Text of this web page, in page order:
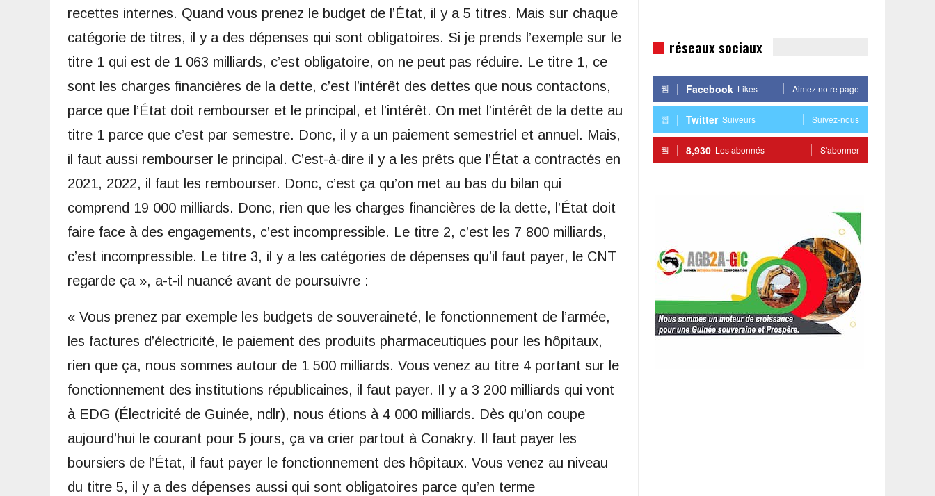
recettes internes. Quand vous prenez le budget de l’État, il y a 5 titres. Mais sur chaque
catégorie de titres, il y a des dépenses qui sont obligatoires. Si je prends l’exemple sur le
titre 1 qui est de 1 063 milliards, c’est obligatoire, on ne peut pas réduire. Le titre 1, ce
sont les charges financières de la dette, c’est l’intérêt des dettes que nous contactons,
parce que l’État doit rembourser et le principal, et l’intérêt. On met l’intérêt de la dette au
titre 1 parce que c’est par semestre. Donc, il y a un paiement semestriel et annuel. Mais,
il faut aussi rembourser le principal. C’est-à-dire il y a les prêts que l’État a contractés en
2021, 2022, il faut les rembourser. Donc, c’est ça qu’on met au bas du bilan qui
comprend 19 000 milliards. Donc, rien que les charges financières de la dette, l’État doit
faire face à des engagements, c’est incompressible. Le titre 2, c’est les 7 800 milliards,
c’est incompressible. Le titre 3, il y a les catégories de dépenses qu’il faut payer, le CNT
regarde ça », a-t-il nuancé avant de poursuivre :
« Vous prenez par exemple les budgets de souveraineté, le fonctionnement de l’armée,
les factures d’électricité, le paiement des produits pharmaceutiques pour les hôpitaux,
rien que ça, nous sommes autour de 1 500 milliards. Vous venez au titre 4 portant sur le
fonctionnement des institutions républicaines, il faut payer. Il y a 3 200 milliards qui vont
à EDG (Électricité de Guinée, ndlr), nous étions à 4 000 milliards. Dès qu’on coupe
aujourd’hui le courant pour 5 jours, ça va crier partout à Conakry. Il faut payer les
boursiers de l’État, il faut payer le fonctionnement des hôpitaux. Vous venez au niveau
du titre 5, il y a des dépenses aussi qui sont obligatoires parce qu’en terme
réseaux sociaux
Facebook Likes Aimez notre page
Twitter Suiveurs Suivez-nous
8,930 Les abonnés S'abonner